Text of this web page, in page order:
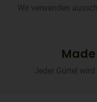
Wir verwenden
Jeder Gürtel